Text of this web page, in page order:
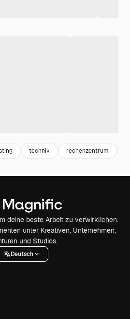
technik rechenzentrum
deine beste Arbeit zu verwirklichen.
unter Kreativen, Unternehmen,
und Studios.
Deutsch